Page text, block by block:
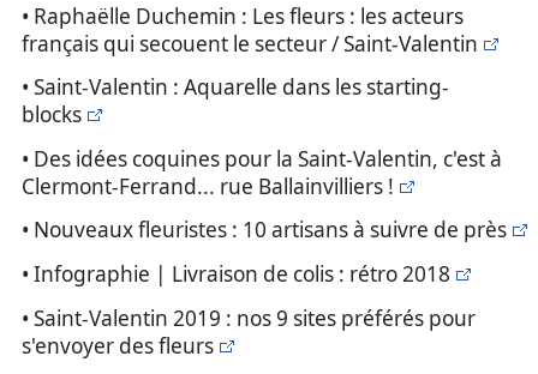
• Raphaëlle Duchemin : Les fleurs : les acteurs
français qui secouent le secteur / Saint-Valentin
• Saint-Valentin : Aquarelle dans les starting-
blocks
• Des idées coquines pour la Saint-Valentin, c'est à
Clermont-Ferrand... rue Ballainvilliers !
• Nouveaux fleuristes : 10 artisans à suivre de près
• Infographie | Livraison de colis : rétro 2018
• Saint-Valentin 2019 : nos 9 sites préférés pour
s'envoyer des fleurs